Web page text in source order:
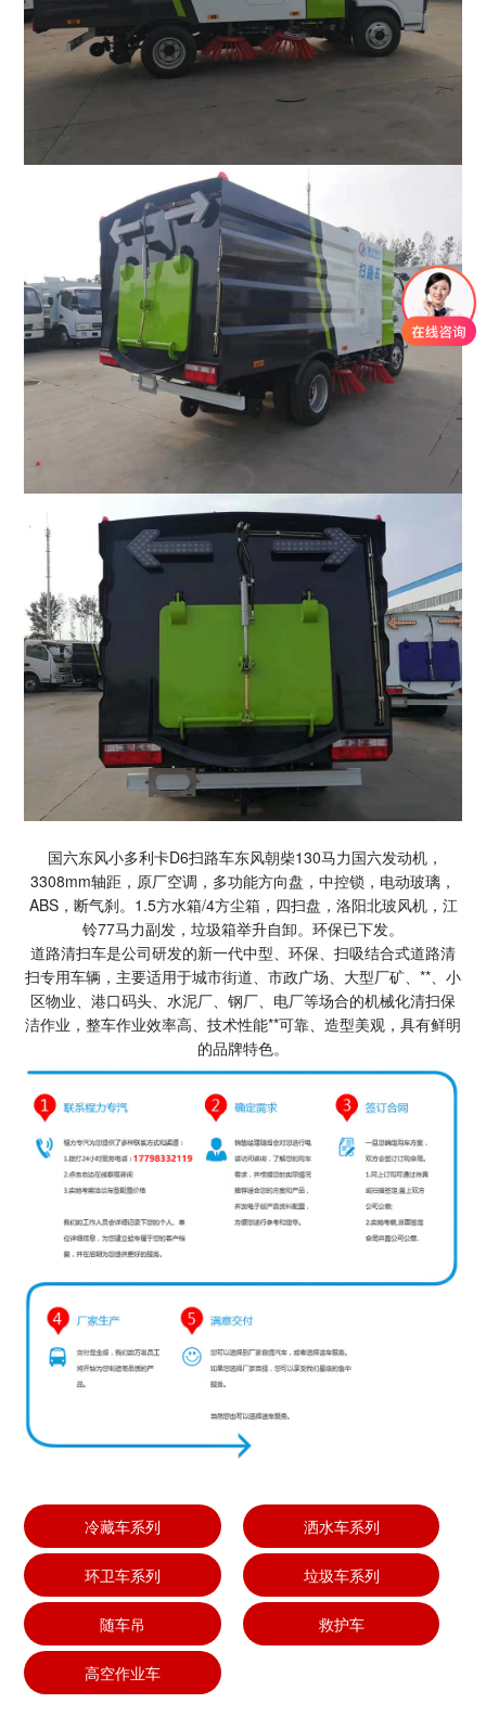
国六东风小多利卡D6扫路车东风朝柴130马力国六发动机，
3308mm轴距，原厂空调，多功能方向盘，中控锁，电动玻璃，
ABS，断气刹。1.5方水箱/4方尘箱，四扫盘，洛阳北玻风机，江
铃77马力副发，垃圾箱举升自卸。环保已下发。
道路清扫车是公司研发的新一代中型、环保、扫吸结合式道路清
扫专用车辆，主要适用于城市街道、市政广场、大型厂矿、**、小
区物业、港口码头、水泥厂、钢厂、电厂等场合的机械化清扫保
洁作业，整车作业效率高、技术性能**可靠、造型美观，具有鲜明
的品牌特色。
冷藏车系列 洒水车系列
环卫车系列 垃圾车系列
随车吊 救护车
高空作业车